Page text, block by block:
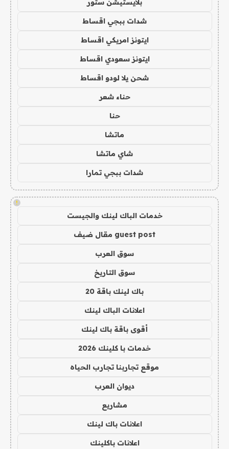
بلايستيشن ستور
شدات ببجي اقساط
ايتونز امريكي اقساط
ايتونز سعودي اقساط
شحن يلا لودو اقساط
حناء شعر
حنا
ماتشا
شاي ماتشا
شدات ببجي تمارا
!
خدمات الباك لينك والجيست
guest post مقال ضيف
سوق العرب
سوق التاريخ
باك لينك باقة 20
اعلانات الباك لينك
أقوى باقة باك لينك
خدمات با كلينك 2026
موقع تجاربنا تجارب الحياه
ديوان العرب
مشاريع
اعلانات باك لينك
اعلانات باكلينك